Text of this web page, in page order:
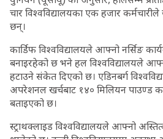
चार विश्वविद्यालयका एक हजार
छन्।
कार्डिफ विश्वविद्यालयले आफ्नो नर्सिङ
बनाइरहेको छ भने हल विश्वविद्यालयले
हटाउने संकेत दिएको छ। एडिनबर्ग
अपरेशनल खर्चबाट १४० मिलियन पाउण्ड
बताइएको छ।
स्ट्राथक्लाइड विश्वविद्यालयले आफ्नो